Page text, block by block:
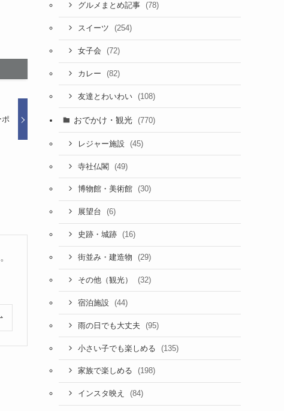
グルメまとめ記事 (78)
スイーツ (254)
女子会 (72)
カレー (82)
友達とわいわい (108)
おでかけ・観光 (770)
レジャー施設 (45)
寺社仏閣 (49)
博物館・美術館 (30)
展望台 (6)
史跡・城跡 (16)
街並み・建造物 (29)
その他（観光） (32)
宿泊施設 (44)
雨の日でも大丈夫 (95)
小さい子でも楽しめる (135)
家族で楽しめる (198)
インスタ映え (84)